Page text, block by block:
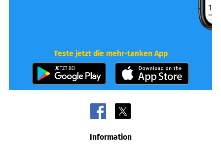
Teste jetzt die mehr-tanken App
Information